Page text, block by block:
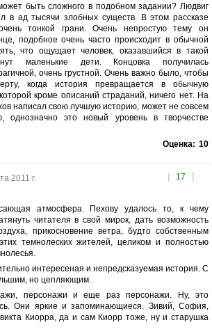
быть сложного в подобном задании? Людвиг
в ад тысячи злобных существ. В этом рассказе
тонкой грани. Очень непростую тему он
подобное очень часто происходит в обычной
что ощущает человек, оказавшийся в такой
маленькие дети. Концовка получилась
очень грустной. Очень важно было, чтобы
когда история превращается в обычную
кроме описаний страданий, ничего нет. На
написал свою лучшую историю, может не совсем
однозначно это новый уровень в творчестве
Оценка: 10
[ 17 ]
2011 г.
атмосфера. Пехову удалось то, к чему
читателя в свой мирок, дать возможность
прикосновение ветра, будто собственным
темнолеских жителей, целиком и полностью
интересеная и непредсказуемая история. С
но цепляющим.
персонажи и еще раз персонажи. Ну, это
Они яркие и запоминающиеся. Зивий, София,
Киорра, да и сам Киорр тоже, ну и старушка